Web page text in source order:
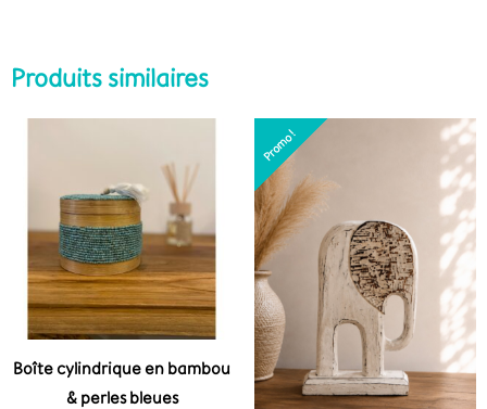
Produits similaires
Boîte cylindrique en bambou
& perles bleues
Promo !
Promo !